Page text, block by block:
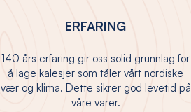
ERFARING
140 års erfaring gir oss solid grunnlag for
å lage kalesjer som tåler vårt nordiske
vær og klima. Dette sikrer god levetid på
våre varer.